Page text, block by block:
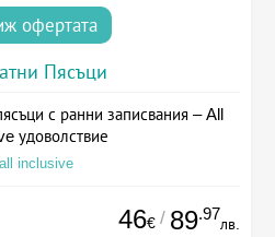
офертата
Пясъци
с ранни записвания – All
удоволствие
inclusive
46€ / 89.97
лв.